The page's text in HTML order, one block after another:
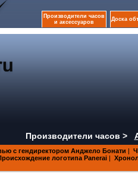
Производители часов
и аксессуаров
Доска
Производители часов >
с гендиректором Анджело Бонати |
логотипа Panerai |